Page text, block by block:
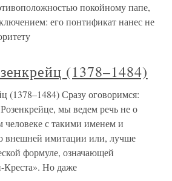
покойному папе,
его понтификат нанес не
(1378–1484)
(1378–1484) Сразу оговоримся:
мы ведем речь не о
человеке с такими именем и
внешней имитации или, лучше
формуле, означающей
Креста». Но даже